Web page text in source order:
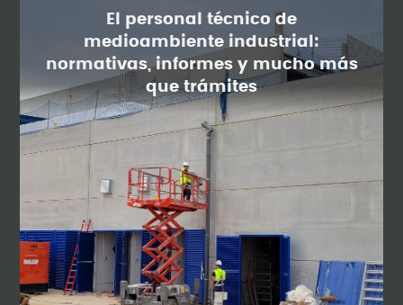
El personal técnico de
medioambiente industrial:
normativas, informes y mucho más
que trámites